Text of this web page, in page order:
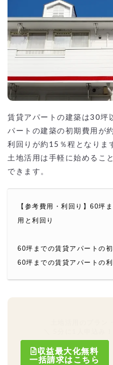
賃貸アパートの建築は30坪
パートの建築の初期費用が
利回りが約15％程となりま
土地活用は手軽に始めるこ
できます。
【参考費用・利回り】60坪
用と利回り
60坪までの賃貸アパートの
60坪までの賃貸アパートの
収益最大化無料
一括請求はこちら